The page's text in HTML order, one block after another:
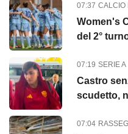
07:37 CALCIO
Women's
del 2°
07:19 SERIE A
Castro
scudetto,
07:04